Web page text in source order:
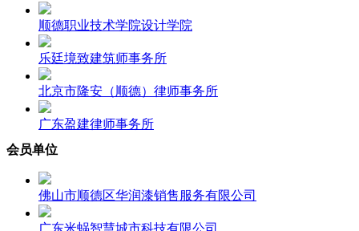
顺德职业技术学院设计学院
乐廷境致建筑师事务所
北京市隆安（顺德）律师事务所
广东盈建律师事务所
会员单位
佛山市顺德区华润漆销售服务有限公司
广东米蜗智慧城市科技有限公司